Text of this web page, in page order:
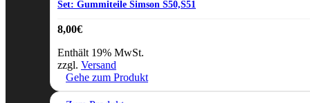
Set: Gummiteile Simson S50,S51
8,00€
Enthält 19% MwSt.
zzgl. Versand
Gehe zum Produkt